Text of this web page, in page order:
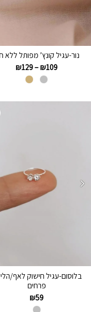
נור-עגיל קונץ’ מפותל ללא
₪109
–
₪129
בלוסום-עגיל חישוק לאף/
פרחים
₪59